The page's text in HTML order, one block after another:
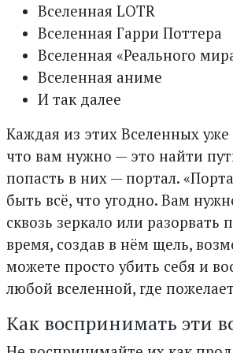
ВселеннаяLOTR
Вселенная Гарри Поттера
Вселенная «Реального
Вселенная аниме
И так далее
Каждая из этих Вселенных уже
что вам нужно — это найти
попасть в них — портал.
быть всё, что угодно. Вам
сквозь зеркало или разорвать
время, создав в нём щель,
можете просто убить себя и
любой вселенной, где
Как воспринимать эти